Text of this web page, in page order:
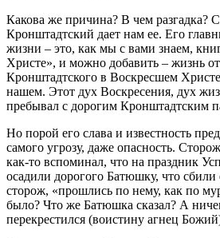
Какова же причина? В чем разгадка?
Кронштадтский дает нам ее. Его
жизни – это, как мы с вами знаем,
Христе», и можно добавить – жизнь
Кронштадтского в Воскресшем
нашем. Этот дух Воскресения, дух
пребывал с дорогим Кронштадтским
Но порой его слава и известность
самого угрозу, даже опасность.
как-то вспоминал, что на праздник
осадили дорогого Батюшку, что сбили
сторож, «прошлись по нему, как по
было? Что же Батюшка сказал? А
перекрестился (воистину агнец